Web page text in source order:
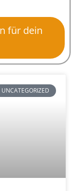
für dein
UNCATEGORIZED